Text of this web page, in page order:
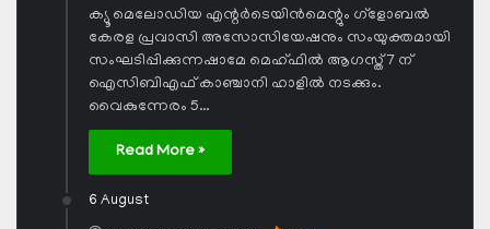
ക്യൂ മെലോഡിയ എന്റര്‍ടെയിന്‍മെന്റും ഗ്ളോബല്‍
കേരള പ്രവാസി അസോസിയേഷനും സംയുക്തമായി
സംഘടിപ്പിക്കുന്നഷാമേ മെഹ്ഫില്‍ ആഗസ്ത് 7 ന്
ഐസിബിഎഫ് കാഞ്ചാനി ഹാളില്‍ നടക്കും.
വൈകുന്നേരം 5…
Read More »
6 August